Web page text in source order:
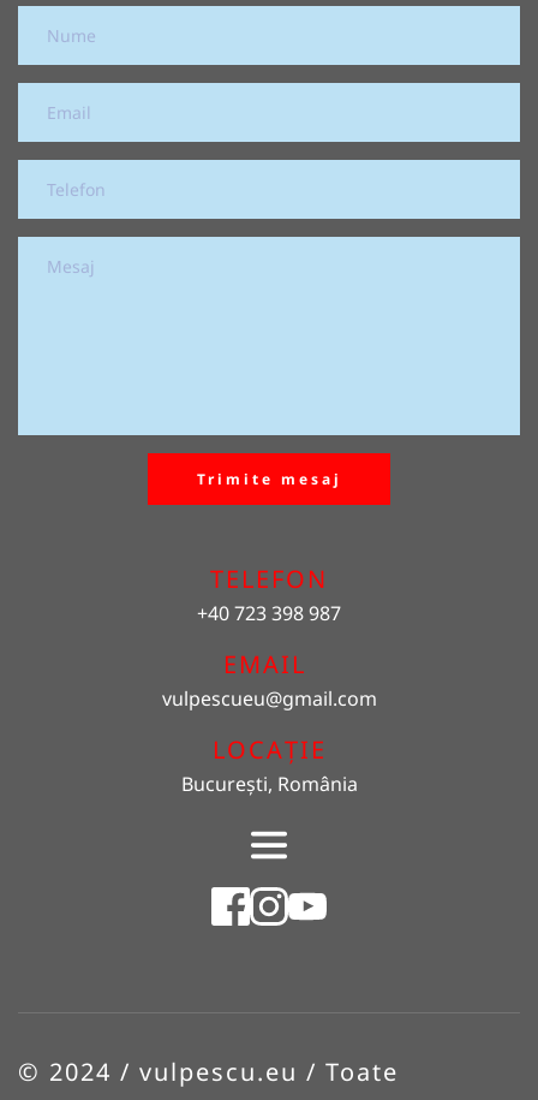
Trimite mesaj
TELEFON
+40 723 398 987
EMAIL
vulpescueu@gmail.com
LOCAȚIE
București, România
© 2024 / vulpescu.eu / Toate